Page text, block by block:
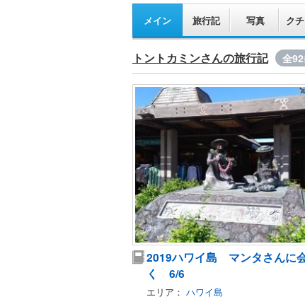
メイン 旅行記 写真 ク
トントカミンさんの旅行記 全92
2019ハワイ島 マンタさんに
く 6/6
エリア： ハワイ島